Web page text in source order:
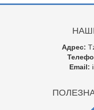
Адрес:
Email: